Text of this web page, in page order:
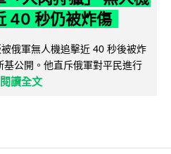
40 秒仍被炸傷
俄軍無人機追擊近 40 秒後被炸
公開。他直斥俄軍對平民進行
閱讀全文